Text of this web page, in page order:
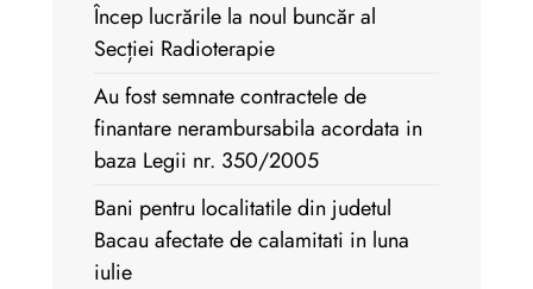
Încep lucrările la noul buncăr al
Secției Radioterapie
Au fost semnate contractele de
finantare nerambursabila acordata in
baza Legii nr. 350/2005
Bani pentru localitatile din judetul
Bacau afectate de calamitati in luna
iulie